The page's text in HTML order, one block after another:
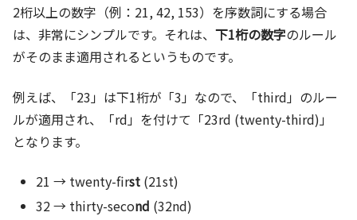
2桁以上の数字（例：21, 42, 153）を序数詞にする場合
は、非常にシンプルです。それは、 下1桁の数字のルール
がそのまま適用されるというものです。
例えば、「23」は下1桁が「3」なので、「third」のルー
ルが適用され、「rd」を付けて「23rd (twenty-third)」
となります。
21 → twenty-first (21st)
32 → thirty-second (32nd)